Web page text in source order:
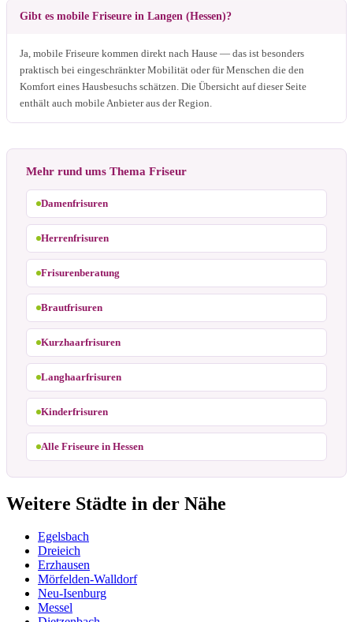
Gibt es mobile Friseure in Langen (Hessen)?
Ja, mobile Friseure kommen direkt nach Hause — das ist besonders
praktisch bei eingeschränkter Mobilität oder für Menschen die den
Komfort eines Hausbesuchs schätzen. Die Übersicht auf dieser Seite
enthält auch mobile Anbieter aus der Region.
Mehr rund ums Thema Friseur
Damenfrisuren
Herrenfrisuren
Frisurenberatung
Brautfrisuren
Kurzhaarfrisuren
Langhaarfrisuren
Kinderfrisuren
Alle Friseure in Hessen
Weitere Städte in der Nähe
Egelsbach
Dreieich
Erzhausen
Mörfelden-Walldorf
Neu-Isenburg
Messel